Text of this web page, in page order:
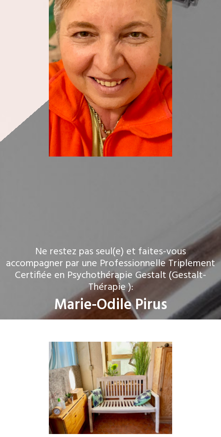
Ne restez pas seul(e) et faites-vous
accompagner par une Professionnelle Triplement
Certifiée en Psychothérapie Gestalt (Gestalt-
Thérapie ):
Marie-Odile Pirus